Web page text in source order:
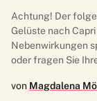
Achtung! Der
Gelüste nach
Nebenwirkungen
oder fragen Sie
von Magdalena